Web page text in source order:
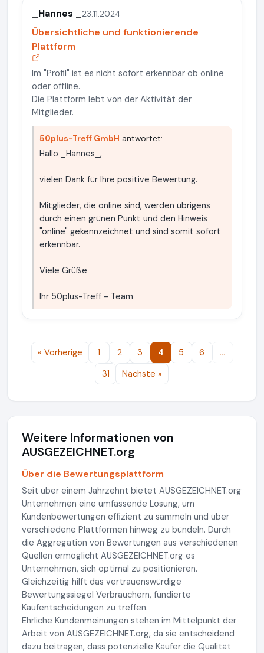
_Hannes _ 23.11.2024
Übersichtliche und funktionierende
Plattform
Im "Profil" ist es nicht sofort erkennbar ob online
oder offline.
Die Plattform lebt von der Aktivität der
Mitglieder.
50plus-Treff GmbH antwortet:
Hallo _Hannes_,
vielen Dank für Ihre positive Bewertung.
Mitglieder, die online sind, werden übrigens
durch einen grünen Punkt und den Hinweis
"online" gekennzeichnet und sind somit sofort
erkennbar.
Viele Grüße
Ihr 50plus-Treff - Team
« Vorherige 1 2 3 4 5 6
…
31
Nächste »
Weitere Informationen von
AUSGEZEICHNET.org
Über die Bewertungsplattform
Seit über einem Jahrzehnt bietet AUSGEZEICHNET.org
Unternehmen eine umfassende Lösung, um
Kundenbewertungen effizient zu sammeln und über
verschiedene Plattformen hinweg zu bündeln. Durch
die Aggregation von Bewertungen aus verschiedenen
Quellen ermöglicht AUSGEZEICHNET.org es
Unternehmen, sich optimal zu positionieren.
Gleichzeitig hilft das vertrauenswürdige
Bewertungssiegel Verbrauchern, fundierte
Kaufentscheidungen zu treffen.
Ehrliche Kundenmeinungen stehen im Mittelpunkt der
Arbeit von AUSGEZEICHNET.org, da sie entscheidend
dazu beitragen, dass potenzielle Käufer die Qualität